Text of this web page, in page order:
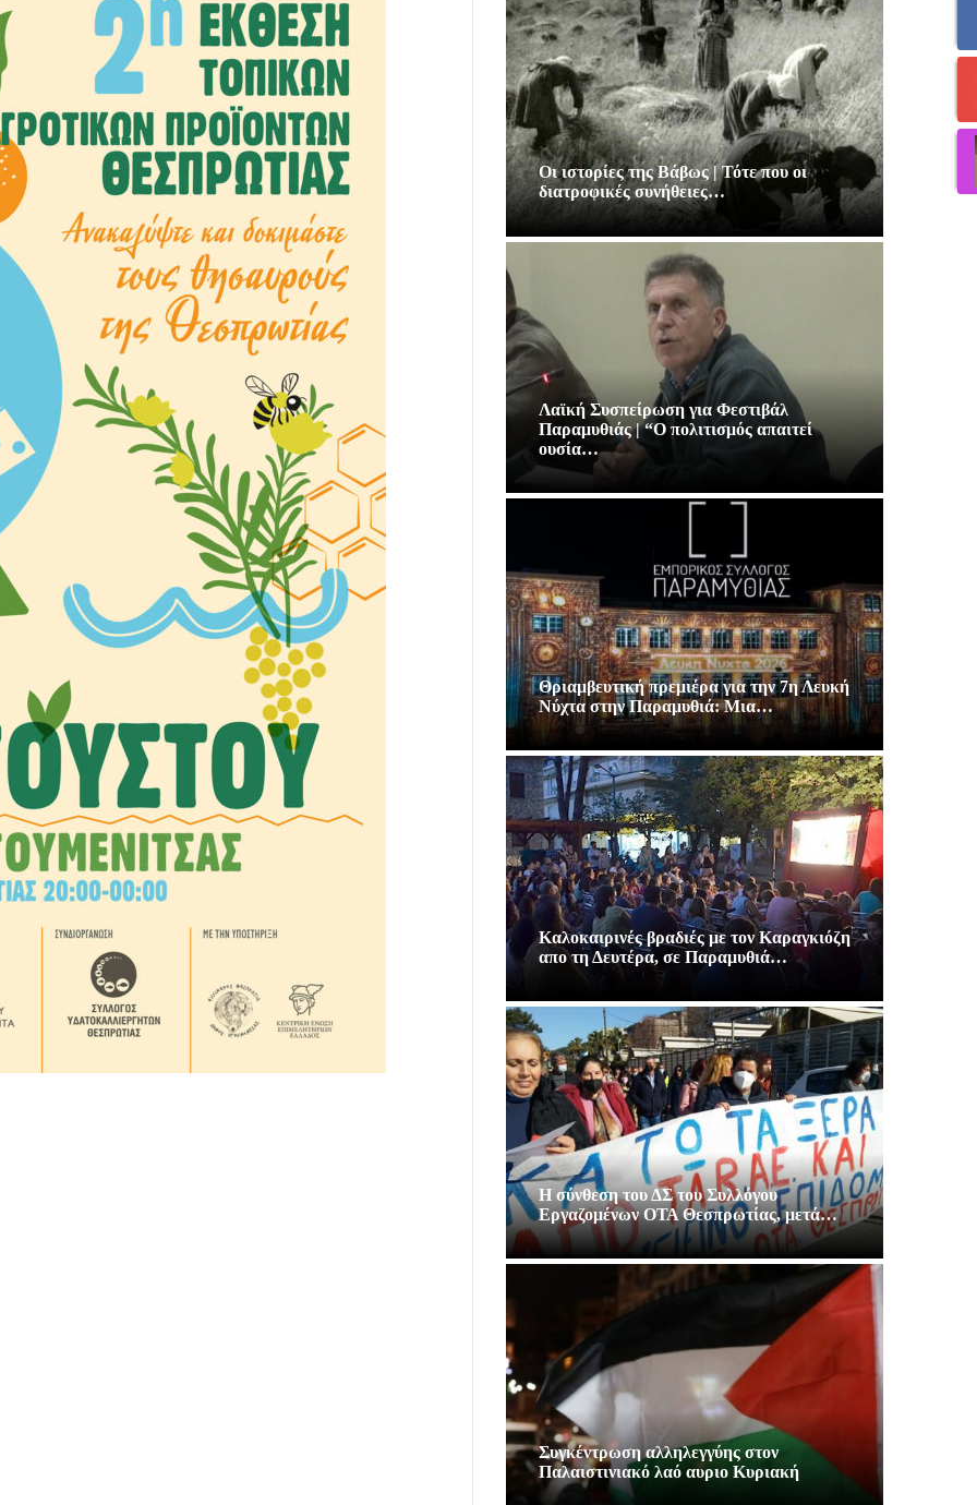
Οι ιστορίες της Βάβως | Τότε που οι
διατροφικές συνήθειες…
Λαϊκή Συσπείρωση για Φεστιβάλ
Παραμυθιάς | “Ο πολιτισμός απαιτεί
ουσία…
Θριαμβευτική πρεμιέρα για την 7η Λευκή
Νύχτα στην Παραμυθιά: Μια…
Καλοκαιρινές βραδιές με τον Καραγκιόζη
απο τη Δευτέρα, σε Παραμυθιά…
Η σύνθεση του ΔΣ του Συλλόγου
Εργαζομένων ΟΤΑ Θεσπρωτίας, μετά…
Συγκέντρωση αλληλεγγύης στον
Παλαιστινιακό λαό αυριο Κυριακή